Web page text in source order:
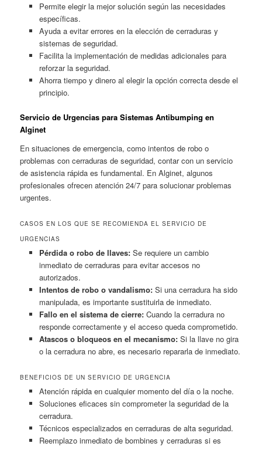
Permite elegir la mejor solución según las necesidades
específicas.
Ayuda a evitar errores en la elección de cerraduras y
sistemas de seguridad.
Facilita la implementación de medidas adicionales para
reforzar la seguridad.
Ahorra tiempo y dinero al elegir la opción correcta desde el
principio.
Servicio de Urgencias para Sistemas Antibumping en
Alginet
En situaciones de emergencia, como intentos de robo o
problemas con cerraduras de seguridad, contar con un servicio
de asistencia rápida es fundamental. En Alginet, algunos
profesionales ofrecen atención 24/7 para solucionar problemas
urgentes.
CASOS EN LOS QUE SE RECOMIENDA EL SERVICIO DE
URGENCIAS
Pérdida o robo de llaves:Se requiere un cambio
inmediato de cerraduras para evitar accesos no
autorizados.
Intentos de robo o vandalismo:Si una cerradura ha sido
manipulada, es importante sustituirla de inmediato.
Fallo en el sistema de cierre:Cuando la cerradura no
responde correctamente y el acceso queda comprometido.
Atascos o bloqueos en el mecanismo:Si la llave no gira
o la cerradura no abre, es necesario repararla de inmediato.
BENEFICIOS DE UN SERVICIO DE URGENCIA
Atención rápida en cualquier momento del día o la noche.
Soluciones eficaces sin comprometer la seguridad de la
cerradura.
Técnicos especializados en cerraduras de alta seguridad.
Reemplazo inmediato de bombines y cerraduras si es